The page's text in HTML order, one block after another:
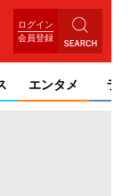
ログイン
会員登録
エンタメ ライ